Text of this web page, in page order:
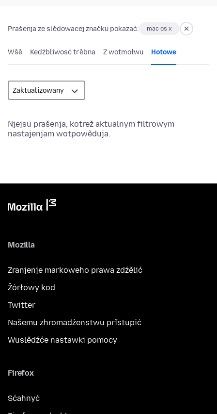
Prašenja ze slědowacej značku pokazać: mac os x
Wšě Kedźbliwosć trěbna Z wotmołwu Hotowe
Njejsu prašenja, kotrež aktualnym filtrowym
nastajenjam wotpowěduja.
Mozilla
Zranjenje markoweho prawa zdźělić
Žórłowy kod
Twitter
Našemu zhromadźenstwu přistupić
Wuslědźće nastawki pomocy
Firefox
Sćahnyć